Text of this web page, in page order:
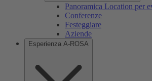
Panoramica Location per
Conferenze
Festeggiare
Aziende
Esperienza A-ROSA